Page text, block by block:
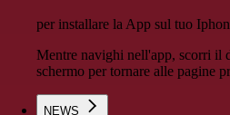
per installare la App sul tuo
Mentre navighi nell'app, scorri il
schermo per tornare alle pagine
NEWS